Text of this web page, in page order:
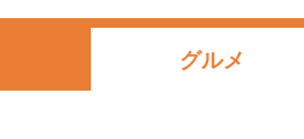
グルメ